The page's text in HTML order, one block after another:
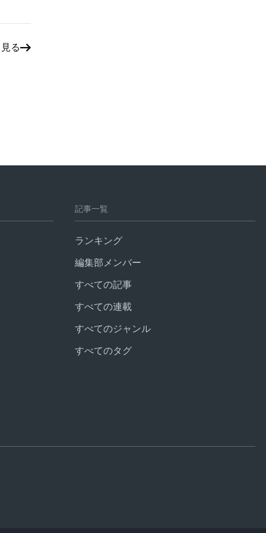
る
記事一覧
ランキング
編集部メンバー
すべての記事
すべての連載
すべてのジャンル
すべてのタグ